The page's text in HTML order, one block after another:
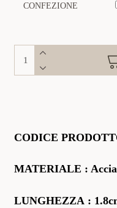
CONFEZIONE
CODICE
MATERIALE :
LUNGHEZZA :